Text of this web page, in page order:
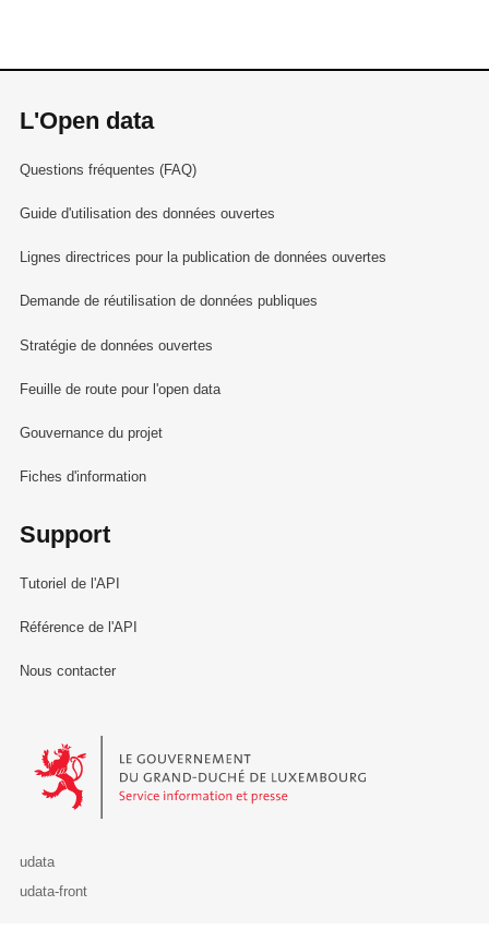
L'Open data
Questions fréquentes (FAQ)
Guide d'utilisation des données ouvertes
Lignes directrices pour la publication de données ouvertes
Demande de réutilisation de données publiques
Stratégie de données ouvertes
Feuille de route pour l'open data
Gouvernance du projet
Fiches d'information
Support
Tutoriel de l'API
Référence de l'API
Nous contacter
Le Gouvernement du Grand-Duché de Luxembourg - Service
udata
udata-front